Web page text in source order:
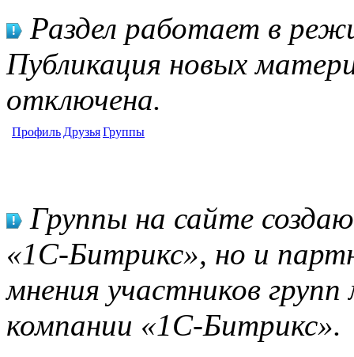
Раздел работает в
Публикация новых
отключена.
Профиль ДрузьяГруппы
Группы на сайте
«1С-Битрикс», но и
мнения участников
компании «1С-Битрикс».